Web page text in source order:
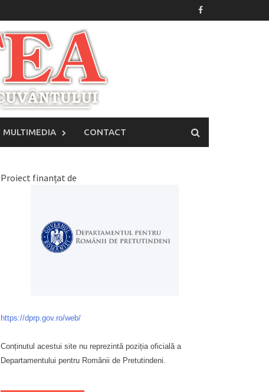
MULTIMEDIA CONTACT
Proiect finanțat de
https://dprp.gov.ro/web/
Conținutul acestui site nu reprezintă poziția oficială a
Departamentului pentru Românii de Pretutindeni.